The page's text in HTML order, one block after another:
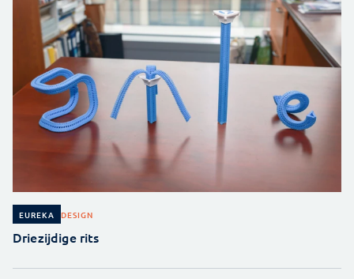
EUREKA DESIGN
Driezijdige rits